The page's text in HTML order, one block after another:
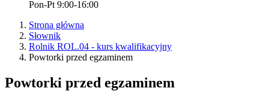
Pon-Pt 9:00-16:00
Strona główna
Słownik
Rolnik ROL.04 - kurs kwalifikacyjny
Powtorki przed egzaminem
Powtorki przed egzaminem